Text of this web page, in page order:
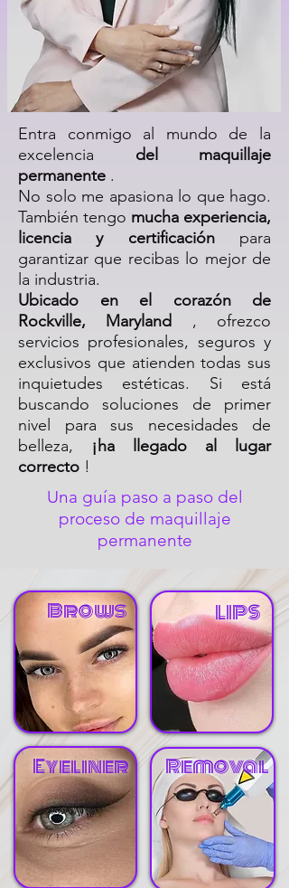
Entra conmigo al mundo de la
excelencia del maquillaje
permanente .
No solo me apasiona lo que hago.
También tengo mucha experiencia,
licencia y certificaciónpara
garantizar que recibas lo mejor de
la industria.
Ubicado en el corazón de
Rockville, Maryland , ofrezco
servicios profesionales, seguros y
exclusivos que atienden todas sus
inquietudes estéticas. Si está
buscando soluciones de primer
nivel para sus necesidades de
belleza, ¡ha llegado al lugar
correcto !
Una guía paso a paso del
proceso de maquillaje
permanente
Brows LIPS
Eyeliner Removal